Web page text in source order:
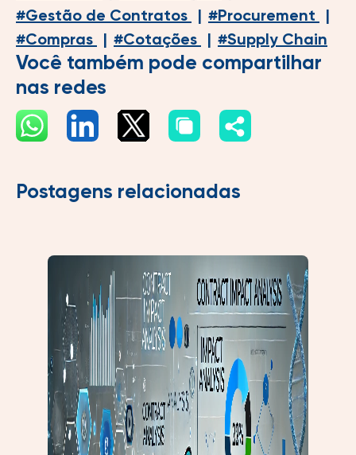
#Gestão de Contratos | #Procurement
|
#Compras | #Cotações | #Supply Chain
Você também pode compartilhar
nas redes
Postagens relacionadas